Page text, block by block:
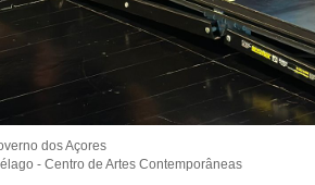
dos Açores
- Centro de Artes Contemporâneas